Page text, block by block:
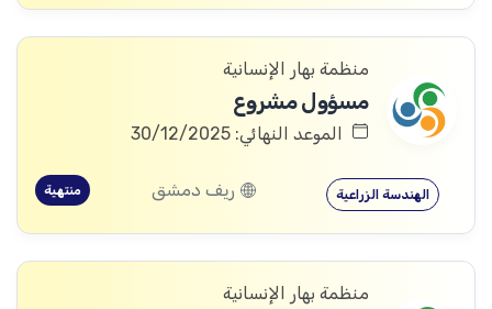
منظمة بهار الإنسانية
مسؤول مشروع
الموعد النهائي: 30/12/2025
الهندسة الزراعية ريف دمشق منتهية
منظمة بهار الإنسانية